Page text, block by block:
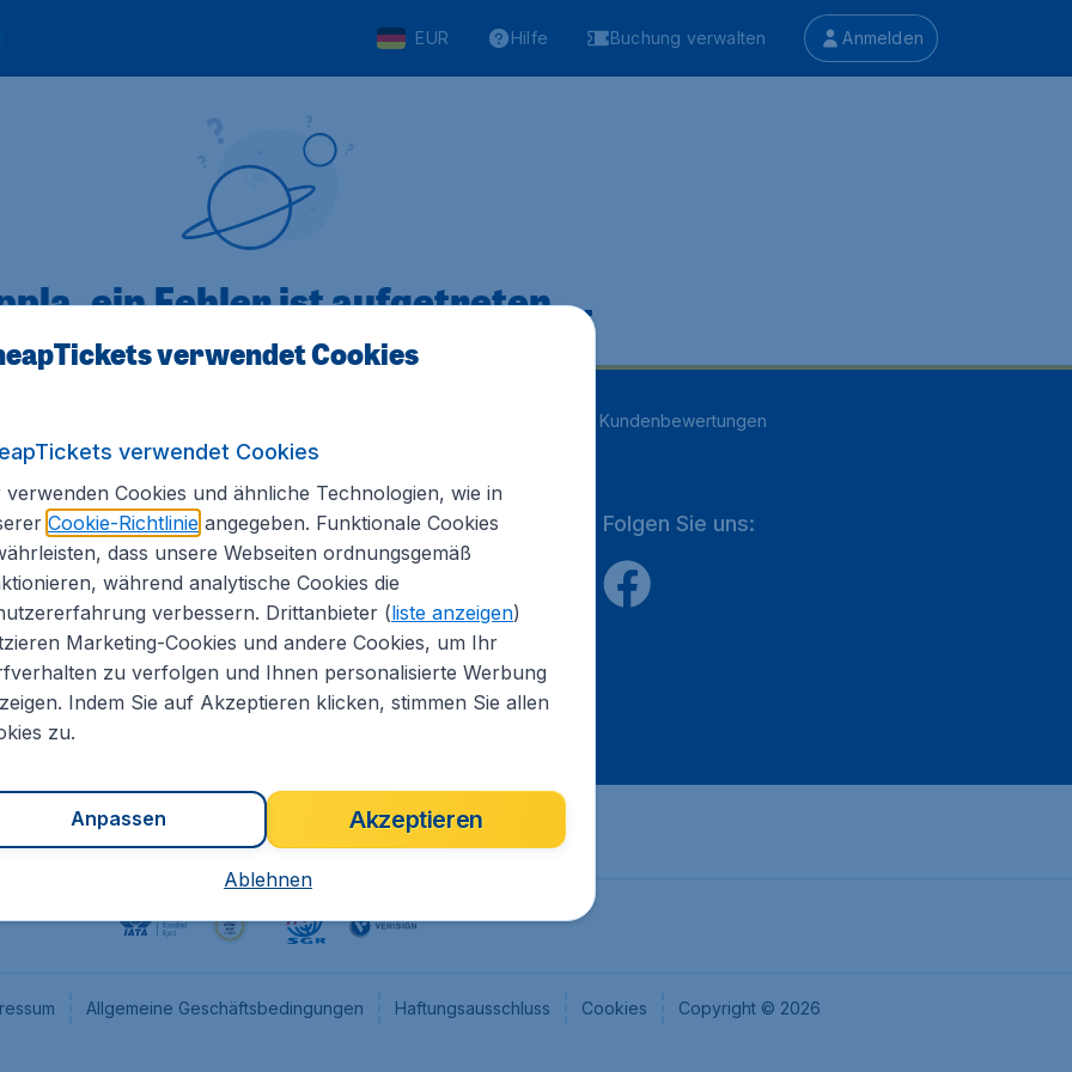
EUR Hilfe Buchung verwalten Anmelden
ein Fehler ist aufgetreten ...
Kundenbewertungen
Informationen
Internationale Webseiten
CheapTickets.nl
CheapTickets.be
CheapTickets.ch
CheapTickets.sg
Flugladen.at
Folgen Sie uns:
Allgemeine Geschäftsbedingungen Haftungsausschluss Cookies Copyright © 2026
verwendet Cookies
verwendet Cookies
verwenden Cookies und ähnliche Technologien, wie in
Cookie-Richtlinieangegeben. Funktionale Cookies
dass unsere Webseiten ordnungsgemäß
während analytische Cookies die
verbessern. Drittanbieter (liste anzeigen)
Marketing-Cookies und andere Cookies, um Ihr
zu verfolgen und Ihnen personalisierte Werbung
Indem Sie auf Akzeptieren klicken, stimmen Sie allen
zu.
Akzeptieren
Anpassen
Ablehnen